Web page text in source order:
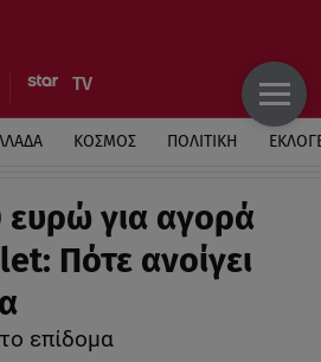
ΚΟΣΜΟΣ ΠΟΛΙΤΙΚΗ
για αγορά
Πότε ανοίγει
επίδομα